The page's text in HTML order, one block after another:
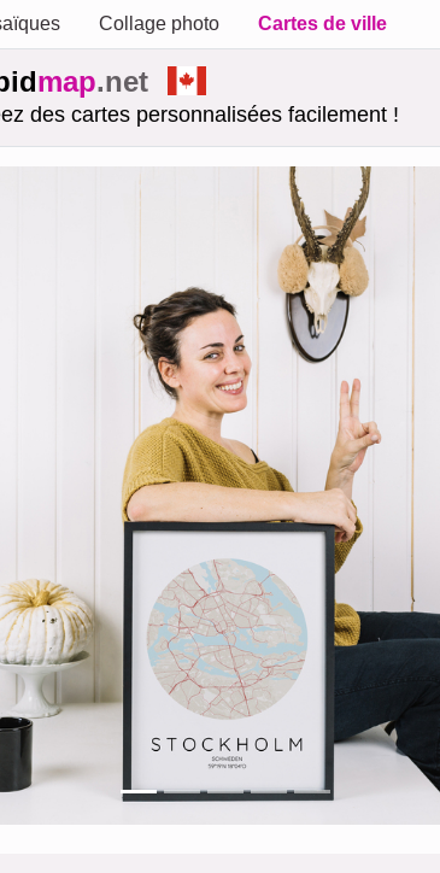
Collage photo Cartes de ville
map.net
des cartes personnalisées facilement !